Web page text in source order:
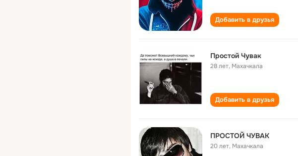
Добавить в друзья
Простой Чувак
28 лет, Махачкала
Добавить в друзья
ПРОСТОЙ ЧУВАК
20 лет, Махачкала